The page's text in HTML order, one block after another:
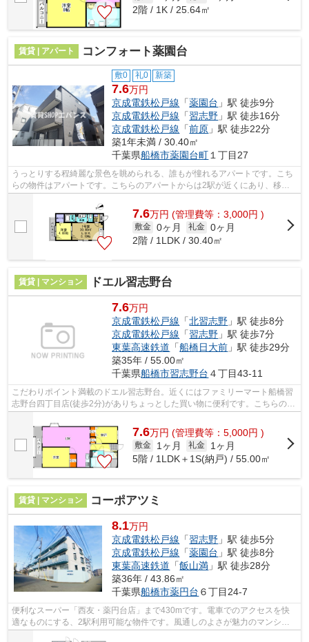
2階 / 1K / 25.64㎡
賃貸 | アパート コンフォート薬園台
敷0 礼0 新築
7.6万円
京成電鉄松戸線 「薬園台 」駅 徒歩9分
京成電鉄松戸線 「習志野 」駅 徒歩16分
京成電鉄松戸線 「前原 」駅 徒歩22分
築1年未満 / 30.40㎡
千葉県船橋市薬園台町１丁目27
うっとりする程綺麗な景色を眺められる、誰もが憧れるアパートです。こち
らの物件はアパートです。こちらのアパートからは2駅が近くにあり、移動
7.6万円 (管理費等：3,000円 )
敷金 0ヶ月 礼金 0ヶ月
2階 / 1LDK / 30.40㎡
賃貸 | マンション ドエル習志野台
7.6万円
京成電鉄松戸線 「北習志野 」駅 徒歩8分
京成電鉄松戸線 「習志野 」駅 徒歩7分
東葉高速鉄道 「船橋日大前 」駅 徒歩29分
築35年 / 55.00㎡
千葉県船橋市習志野台 ４丁目43-11
こだわりポイント満載のドエル習志野台。近くにはファミリーマート船橋習
志野台四丁目店(徒歩2分)がありちょっとした買い物に便利です。こちらの物
7.6万円 (管理費等：5,000円 )
敷金 1ヶ月 礼金
1ヶ月
5階 / 1LDK＋1S(納戸) / 55.00㎡
賃貸 | マンション コーポアツミ
8.1万円
京成電鉄松戸線 「習志野 」駅 徒歩5分
京成電鉄松戸線 「薬園台 」駅 徒歩8分
東葉高速鉄道 「飯山満 」駅 徒歩28分
築36年 / 43.86㎡
千葉県船橋市薬円台 ６丁目24-7
便利なスーパー「西友・薬円台店」まで430mです。電車でのアクセスを快
適なものにする、2駅利用可能な物件です。風通しのよさが魅力のマンショ
ンです。忙しい日でもゴミ出しをサクッと...